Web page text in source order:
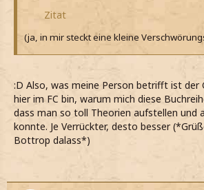
Zitat
(ja, in mir steckt eine kleine
:D Also, was meine Person betrifft ist der
hier im FC bin, warum mich diese
dass man so toll Theorien aufstellen und
konnte. Je Verrückter, desto besser
Bottrop dalass*)